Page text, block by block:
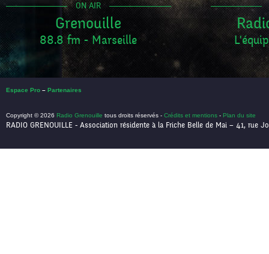
ON AIR
Grenouille
88.8 fm - Marseille
Espace Pro – Partenaires
Copyright © 2026 Radio Grenouille tous droits réservés - Crédits et mentions - Plan du site
RADIO GRENOUILLE - Association résidente à la Friche Belle de Mai – 41, rue